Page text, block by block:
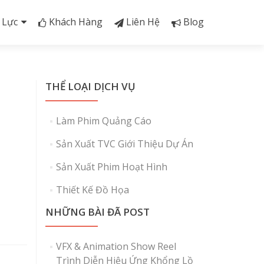
Khách Hàng Liên Hệ Blog
THỂ LOẠI DỊCH VỤ
Làm Phim Quảng Cáo
Sản Xuất TVC Giới Thiệu Dự Án
Sản Xuất Phim Hoạt Hình
Thiết Kế Đồ Họa
NHỮNG BÀI ĐÃ POST
VFX & Animation Show Reel
Trình Diễn Hiệu Ứng Khổng Lồ